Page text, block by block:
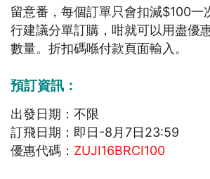
留意番，每個訂單只會扣減$100一
行建議分單訂購，咁就可以用盡優
數量。折扣碼喺付款頁面輸入。
預訂資訊：
出發日期：不限
訂飛日期：即日-8月7日23:59
優惠代碼： ZUJI16BRCI100